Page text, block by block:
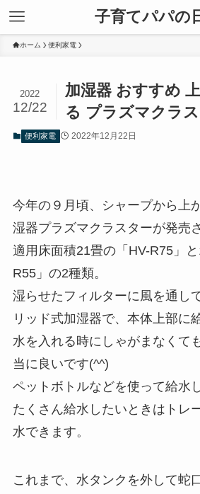
子育てパパの
ホーム 便利家電
加湿器 おすすめ
る プラズマクラ
2022
12/22
便利家電 2022年12月22日
今年の９月頃、シャープから上
湿器プラズマクラスターが発売
適用床面積21畳の「HV-R75」
R55」の2種類。
湿らせたフィルターに風を通し
リッド式加湿器で、本体上部に
水を入れる時にしゃがまなくて
当に良いです(^^)
ペットボトルなどを使って給水
たくさん給水したいときはトレ
水できます。
これまで、水タンクを外して蛇